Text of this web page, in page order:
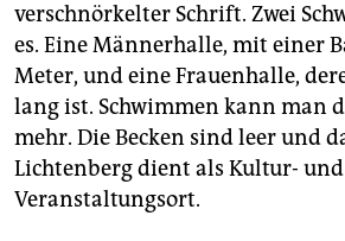
verschnörkelter Schrift. Zwei
es. Eine Männerhalle, mit einer
Meter, und eine Frauenhalle,
lang ist. Schwimmen kann man
mehr. Die Becken sind leer und
Lichtenberg dient als Kultur- und
Veranstaltungsort.